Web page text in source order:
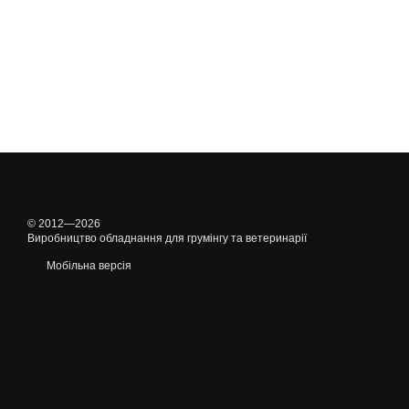
© 2012—2026
Виробництво обладнання для грумінгу та ветеринарії
Мобільна версія